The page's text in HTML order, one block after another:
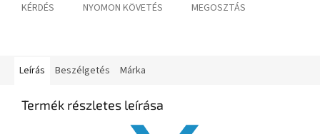
KÉRDÉS NYOMON KÖVETÉS MEGOSZTÁS
Leírás Beszélgetés Márka
Termék részletes leírása